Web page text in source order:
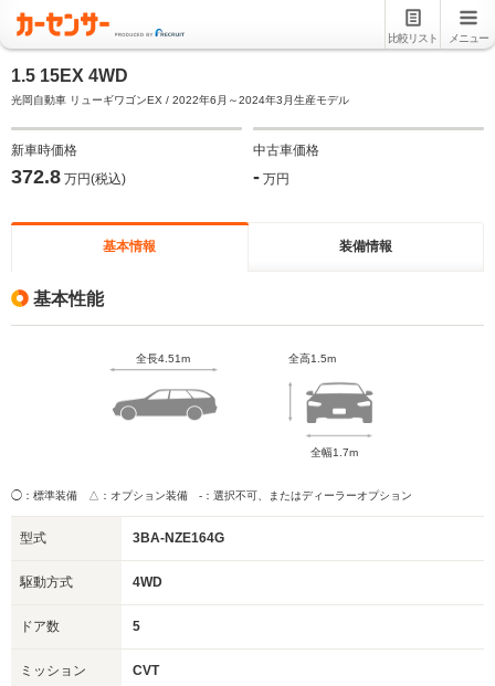
比較リスト メニュー
1.5 15EX 4WD
光岡自動車 リューギワゴンEX / 2022年6月～2024年3月生産モデル
新車時価格
372.8 万円(税込)
中古車価格
- 万円
基本情報 装備情報
基本性能
全長4.51m 全高1.5m
全幅1.7m
◯：標準装備 △：オプション装備 -：選択不可、またはディーラーオプション
型式 3BA-NZE164G
駆動方式 4WD
ドア数 5
ミッション CVT